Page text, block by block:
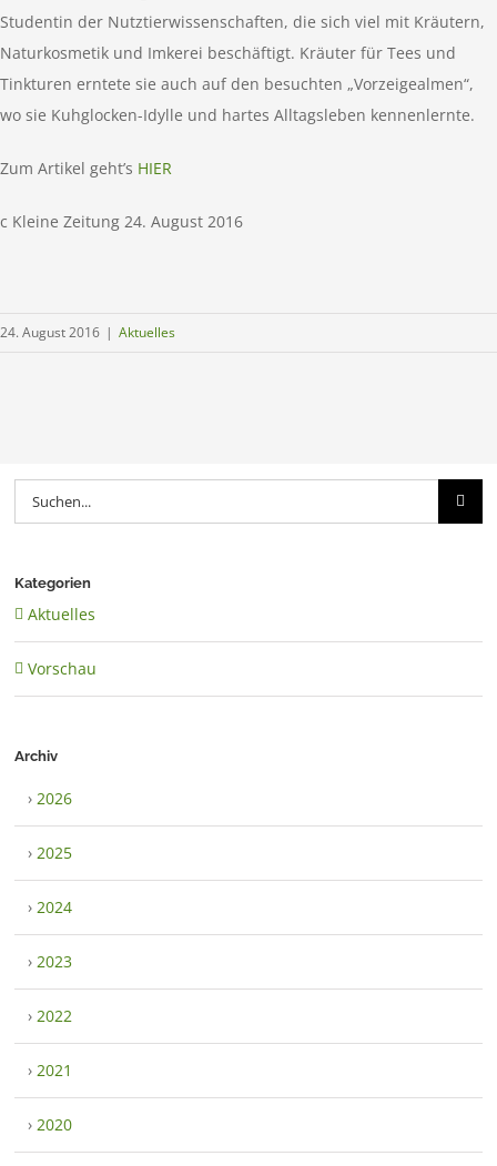
Studentin der Nutztierwissenschaften, die sich viel mit Kräutern,
Naturkosmetik und Imkerei beschäftigt. Kräuter für Tees und
Tinkturen erntete sie auch auf den besuchten „Vorzeigealmen“,
wo sie Kuhglocken-Idylle und hartes Alltagsleben kennenlernte.
Zum Artikel geht’s HIER
c Kleine Zeitung 24. August 2016
24. August 2016 | Aktuelles
Suche
nach:
Kategorien
Aktuelles
Vorschau
Archiv
›2026
›2025
›2024
›2023
›2022
›2021
›2020